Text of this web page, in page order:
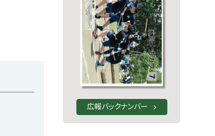
広報バックナンバー